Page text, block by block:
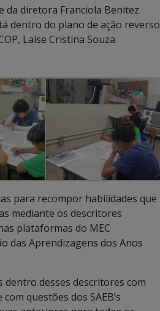
da diretora Franciola Benitez
dentro do plano de ação reverso
Laise Cristina Souza
para recompor habilidades que
mediante os descritores
plataformas do MEC
das Aprendizagens dos Anos
dentro desses descritores com
questões dos SAEB’s